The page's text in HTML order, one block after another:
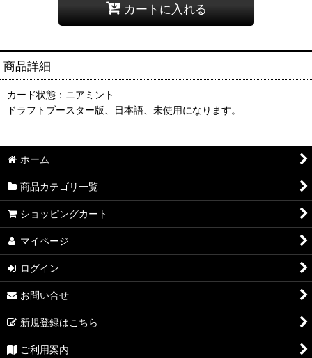
カートに入れる
商品詳細
カード状態：ニアミント
ドラフトブースター版、日本語、未使用になります。
ホーム
商品カテゴリ一覧
ショッピングカート
マイページ
ログイン
お問い合せ
新規登録はこちら
ご利用案内